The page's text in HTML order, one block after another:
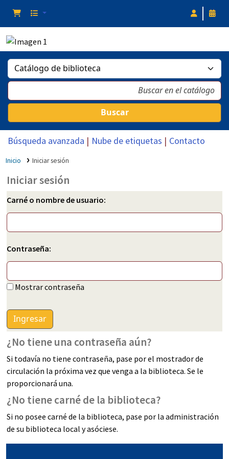
Buscar
Búsqueda avanzada Nube de etiquetas Contacto
Inicio Iniciar sesión
Iniciar sesión
Carné o nombre de usuario:
Contraseña:
Mostrar contraseña
¿No tiene una contraseña aún?
Si todavía no tiene contraseña, pase por el mostrador de
circulación la próxima vez que venga a la biblioteca. Se le
proporcionará una.
¿No tiene carné de la biblioteca?
Si no posee carné de la biblioteca, pase por la administración
de su biblioteca local y asóciese.